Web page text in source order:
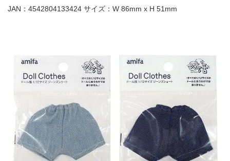
JAN：4542804133424 サイズ：W 86mm x H 51mm